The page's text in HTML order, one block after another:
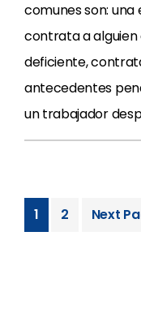
comunes son:
contrata a alguien
deficiente,
antecedentes
un trabajador
1 2 Next